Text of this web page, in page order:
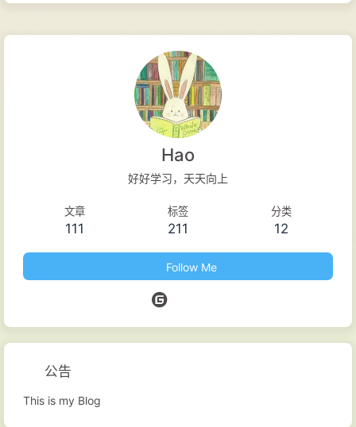
台 GeoGebra 课堂轻松共享, 在那里可以实时监控学生的进度.
GeoGebra 是一个拥有数百万用户的社区, 几乎分布在每个国家.
它已经成为全球领先的动态数学软件提供商, 支持科学, 技术, 工
程和数学(STEM)教育以及教学创新. GeoGebra 的数学引擎以不
同的方式, 从简单的演示到完整的在线评估系统, 为全球数百个教
育网站提供动力. 官方网站 帮助中心 功能特性 GeoGebra 的名字
上的点时，其对应的方程也会实时更新，反之亦然。 除了基础的
几何作图和代数运算，它还具备 微积分计算、3D绘图、概率统
计 以及 在线上课和共享资源 等强大功能。 得益...
Hao
好好学习，天天向上
文章
111
标签
211
分类
12
Follow Me
公告
This is my Blog